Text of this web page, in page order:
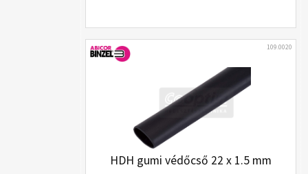
109.0020
HDH gumi védőcső 22 x 1.5 mm